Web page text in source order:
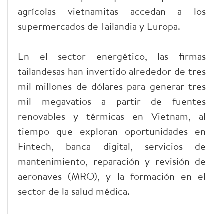
agrícolas vietnamitas accedan a los
supermercados de Tailandia y Europa.
En el sector energético, las firmas
tailandesas han invertido alrededor de tres
mil millones de dólares para generar tres
mil megavatios a partir de fuentes
renovables y térmicas en Vietnam, al
tiempo que exploran oportunidades en
Fintech, banca digital, servicios de
mantenimiento, reparación y revisión de
aeronaves (MRO), y la formación en el
sector de la salud médica.